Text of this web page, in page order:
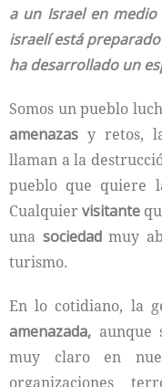
a un Israel en
israelí está
ha desarrollado un
Somos un pueblo
amenazas y retos,
llaman a la
pueblo que quiere
Cualquiervisitante
una sociedadmuy
turismo.
En lo cotidiano, la
amenazada, aunque
muy claro en
organizaciones